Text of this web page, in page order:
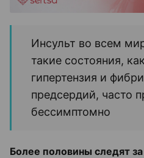
Инсульт во всем
такие состояния,
гипертензия и
предсердий, часто
бессимптомно
Более половины следят